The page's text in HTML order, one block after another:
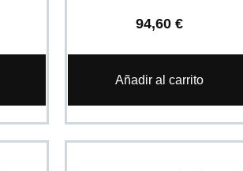
94,60€
Añadir al carrito